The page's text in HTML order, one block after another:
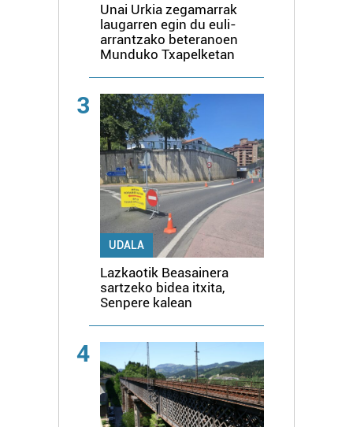
Unai Urkia zegamarrak
laugarren egin du euli-
arrantzako beteranoen
Munduko Txapelketan
3
UDALA
Lazkaotik Beasainera
sartzeko bidea itxita,
Senpere kalean
4